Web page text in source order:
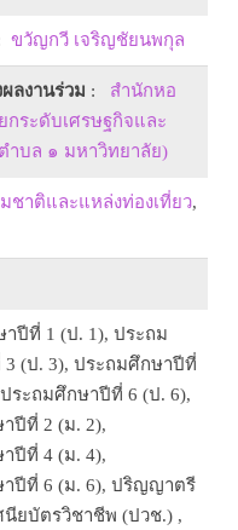
ขวัญกวี เจริญชัยนพกุล
ลงานร่วม : สำนักหอ
กระดับเศรษฐกิจและ
ำบล ๑ มหาวิทยาลัย)
ชาติและแหล่งท่องเที่ยว,
ปีที่ 1 (ป. 1), ประถม
(ป. 3), ประถมศึกษาปีที่
ระถมศึกษาปีที่ 6 (ป. 6),
ปีที่ 2 (ม. 2),
ปีที่ 4 (ม. 4),
ปีที่ 6 (ม. 6), ปริญญาตรี
ยบัตรวิชาชีพ (ปวช.) ,